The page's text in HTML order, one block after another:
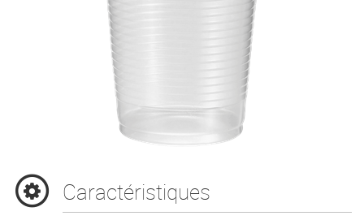
Caractéristiques